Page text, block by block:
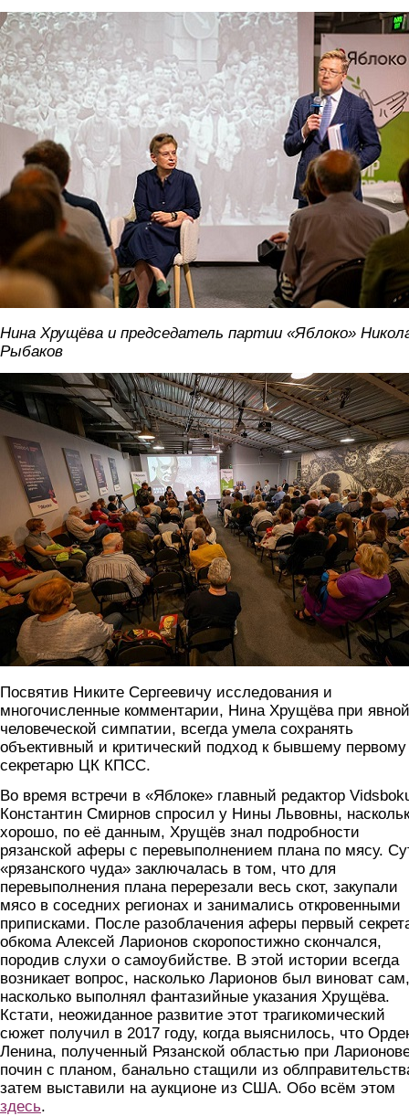
vstrecha.jpg
Нина Хрущёва и председатель партии «Яблоко»
Рыбаков
vstrecha2.jpg
Посвятив Никите Сергеевичу исследования и
многочисленные комментарии, Нина Хрущёва при явной
человеческой симпатии, всегда умела сохранять
объективный и критический подход к бывшему первому
секретарю ЦК КПСС.
Во время встречи в «Яблоке» главный редактор
Константин Смирнов спросил у Нины Львовны,
хорошо, по её данным, Хрущёв знал подробности
рязанской аферы с перевыполнением плана по мясу.
«рязанского чуда» заключалась в том, что для
перевыполнения плана перерезали весь скот, закупали
мясо в соседних регионах и занимались откровенными
приписками. После разоблачения аферы первый
обкома Алексей Ларионов скоропостижно скончался,
породив слухи о самоубийстве. В этой истории всегда
возникает вопрос, насколько Ларионов был виноват
насколько выполнял фантазийные указания Хрущёва.
Кстати, неожиданное развитие этот трагикомический
сюжет получил в 2017 году, когда выяснилось, что
Ленина, полученный Рязанской областью при
почин с планом, банально стащили из
затем выставили на аукционе из США. Обо всём этом
здесь.